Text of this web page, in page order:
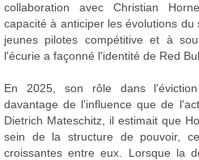
collaboration avec Christian
capacité à anticiper les évolutions
jeunes pilotes compétitive et à
l'écurie a façonné l'identité de Red
En 2025, son rôle dans
davantage de l'influence que de
Dietrich Mateschitz, il estimait que
sein de la structure de pouvoir,
croissantes entre eux. Lorsque la